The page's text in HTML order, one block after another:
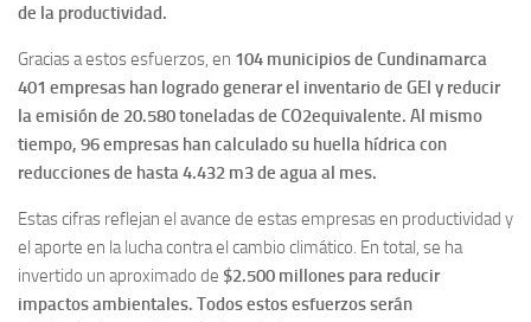
de la productividad.
Gracias a estos esfuerzos, en 104 municipios de Cundinamarca
401 empresas han logrado generar el inventario de GEI y reducir
la emisión de 20.580 toneladas de CO2equivalente. Al mismo
tiempo, 96 empresas han calculado su huella hídrica con
reducciones de hasta 4.432 m3 de agua al mes.
Estas cifras reflejan el avance de estas empresas en productividad y
el aporte en la lucha contra el cambio climático. En total, se ha
invertido un aproximado de $2.500 millones para reducir
impactos ambientales. Todos estos esfuerzos serán